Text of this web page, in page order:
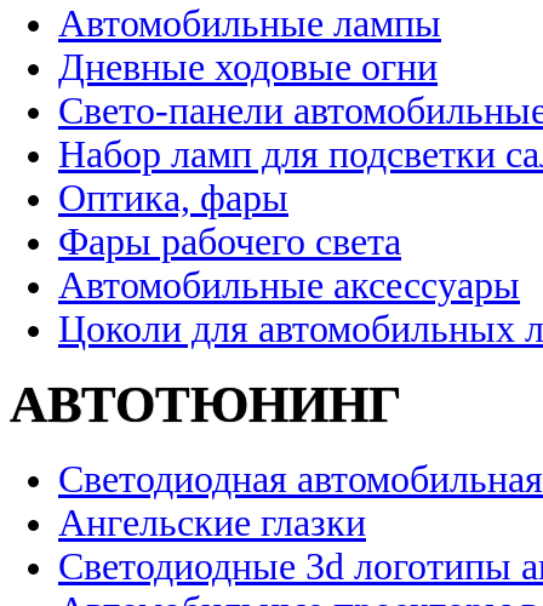
Автомобильные лампы
Дневные ходовые огни
Свето-панели
Набор ламп для подсветки
Оптика, фары
Фары рабочего света
Автомобильные аксессуары
Цоколи для автомобильных
АВТОТЮНИНГ
Светодиодная
Ангельские глазки
Светодиодные 3d логотипы